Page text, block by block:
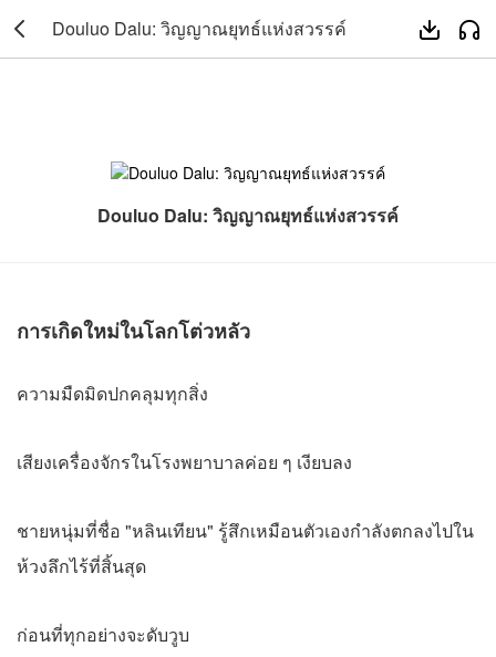
 Douluo Dalu: วิญญาณยุทธ์แห่งสวรรค์  
Douluo Dalu: วิญญาณยุทธ์แห่งสวรรค์
การเกิดใหม่ในโลกโต่วหลัว
ความมืดมิดปกคลุมทุกสิ่ง
เสียงเครื่องจักรในโรงพยาบาลค่อย ๆ เงียบลง
ชายหนุ่มที่ชื่อ "หลินเทียน" รู้สึกเหมือนตัวเองกำลังตกลงไปใน
ห้วงลึกไร้ที่สิ้นสุด
ก่อนที่ทุกอย่างจะดับวูบ